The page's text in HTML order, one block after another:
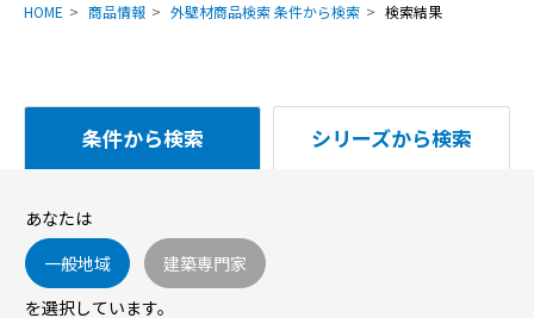
HOME 商品情報 外壁材商品検索 条件から検索 検索結果
条件から検索 シリーズから検索
あなたは
一般地域
建築専門家
を選択しています。